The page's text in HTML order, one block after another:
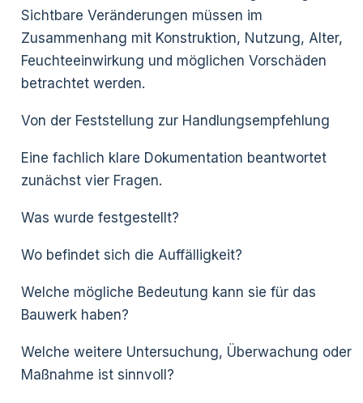
Sichtbare Veränderungen müssen im
Zusammenhang mit Konstruktion, Nutzung, Alter,
Feuchteeinwirkung und möglichen Vorschäden
betrachtet werden.
Von der Feststellung zur Handlungsempfehlung
Eine fachlich klare Dokumentation beantwortet
zunächst vier Fragen.
Was wurde festgestellt?
Wo befindet sich die Auffälligkeit?
Welche mögliche Bedeutung kann sie für das
Bauwerk haben?
Welche weitere Untersuchung, Überwachung oder
Maßnahme ist sinnvoll?